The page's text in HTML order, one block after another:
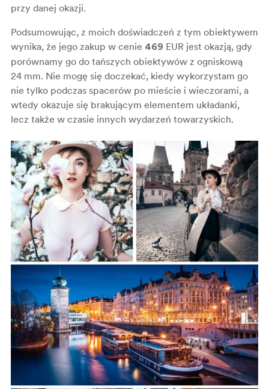
przy danej okazji.
Podsumowując, z moich doświadczeń z tym obiektywem
wynika, że jego zakup w cenie 469 EUR jest okazją, gdy
porównamy go do tańszych obiektywów z ogniskową
24 mm. Nie mogę się doczekać, kiedy wykorzystam go
nie tylko podczas spacerów po mieście i wieczorami, a
wtedy okazuje się brakującym elementem układanki,
lecz także w czasie innych wydarzeń towarzyskich.